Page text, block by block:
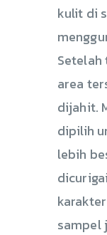
kulit di
area
dijahit.
dipilih
lebih
sampel